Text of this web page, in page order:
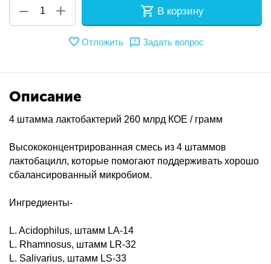
+
− В корзину
Отложить Задать вопрос
Описание
4 штамма лактобактерий 260 млрд КОЕ / грамм
Высококонцентрированная смесь из 4 штаммов
лактобацилл, которые помогают поддерживать хорошо
сбалансированный микробиом.
Ингредиенты-
L. Acidophilus, штамм LA-14
L. Rhamnosus, штамм LR-32
L. Salivarius, штамм LS-33